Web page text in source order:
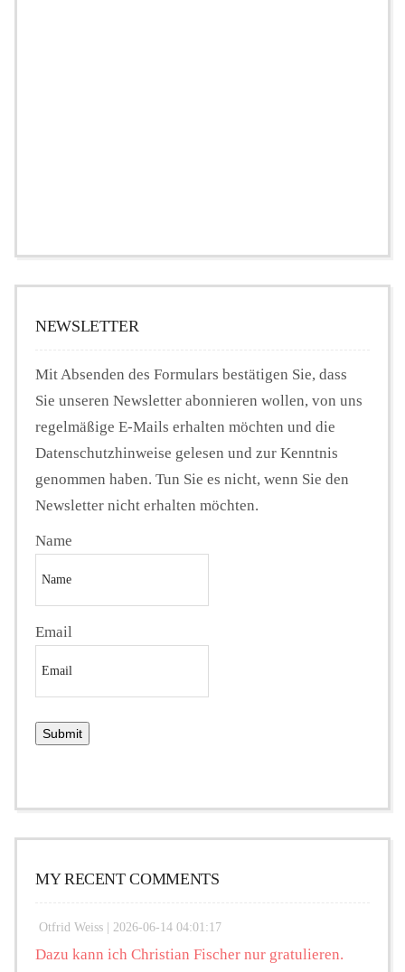
NEWSLETTER
Mit Absenden des Formulars bestätigen Sie, dass
Sie unseren Newsletter abonnieren wollen, von uns
regelmäßige E-Mails erhalten möchten und die
Datenschutzhinweise gelesen und zur Kenntnis
genommen haben. Tun Sie es nicht, wenn Sie den
Newsletter nicht erhalten möchten.
Name
Email
MY RECENT COMMENTS
Otfrid Weiss | 2026-06-14 04:01:17
Dazu kann ich Christian Fischer nur gratulieren.